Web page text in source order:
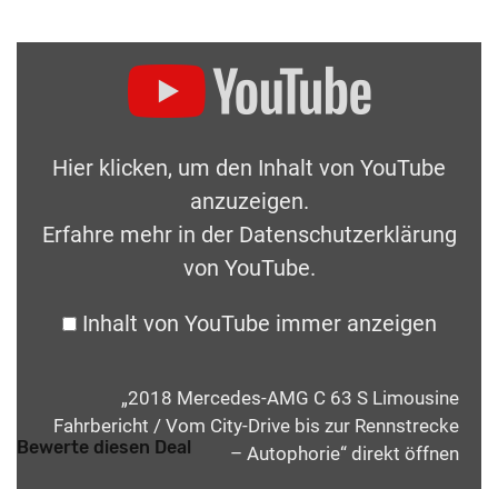
Hier klicken, um den Inhalt von YouTube
anzuzeigen.
Erfahre mehr in der Datenschutzerklärung
von YouTube.
Inhalt von YouTube immer anzeigen
„2018 Mercedes-AMG C 63 S Limousine
Fahrbericht / Vom City-Drive bis zur Rennstrecke
– Autophorie“ direkt öffnen
Bewerte diesen Deal